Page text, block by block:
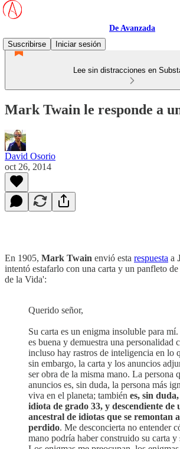
De Avanzada
Suscribirse
Iniciar sesión
Lee sin distracciones en
Mark Twain le responde a
David Osorio
oct 26, 2014
En 1905, Mark Twain envió esta respuesta a
intentó estafarlo con una carta y un panfleto
de la Vida':
Querido señor,
Su carta es un enigma insoluble para
es buena y demuestra una personalidad
incluso hay rastros de inteligencia en lo
sin embargo, la carta y los anuncios
ser obra de la misma mano. La persona
anuncios es, sin duda, la persona más
viva en el planeta; también es, sin
idiota de grado 33, y descendiente de
ancestral de idiotas que se remontan
perdido. Me desconcierta no entender
mano podría haber construido su carta y